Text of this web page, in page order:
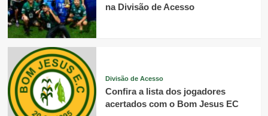
na Divisão de Acesso
Divisão de Acesso
Confira a lista dos jogadores
acertados com o Bom Jesus EC